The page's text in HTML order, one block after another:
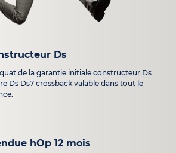
Ds
de la garantie initiale constructeur Ds
Ds Ds7 crossback valable dans tout le
hOp 12 mois